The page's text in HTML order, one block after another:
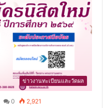
ข่าวงานทะเบียนและวัดผล
0 2,921